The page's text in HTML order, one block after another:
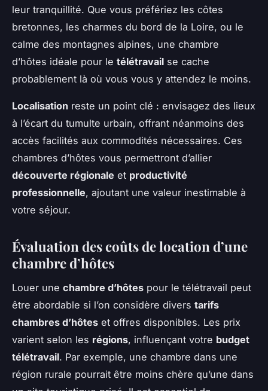
leur tranquillité. Que vous préfériez les côtes
bretonnes, les charmes du bord de la Loire, ou le
calme des montagnes alpines, une chambre
d’hôtes idéale pour le télétravail se cache
probablement là où vous vous y attendez le moins.
Localisation reste un point clé : envisagez des lieux
à l’écart du tumulte urbain, offrant néanmoins des
accès facilités aux commodités nécessaires. Ces
chambres d’hôtes vous permettront d’allier
découverte régionale et productivité
professionnelle, ajoutant une valeur inestimable à
votre séjour.
Évaluation des coûts de location d’une
chambre d’hôtes
Louer une chambre d’hôtes pour le télétravail peut
être abordable si l’on considère divers tarifs
chambres d’hôtes et offres disponibles. Les prix
varient selon les régions, influençant votre budget
télétravail. Par exemple, une chambre dans une
région rurale pourrait être moins chère qu’une dans